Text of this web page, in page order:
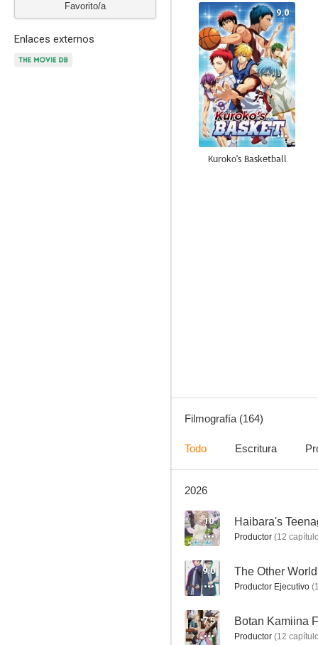
Favorito/a
Enlaces externos
9.0
Kuroko's Basketball
7.6
Filmografía (164)
Todo Escritura
2026
10 Haibara's
Productor (12
9.0
Productor Ejecutivo (
7.5
Productor (12